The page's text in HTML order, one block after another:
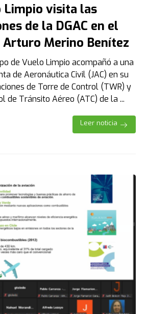
Limpio visita las
de la DGAC en el
Merino Benítez
de Vuelo Limpio acompañó a una
de Aeronáutica Civil (JAC) en su
de Torre de Control (TWR) y
de Tránsito Aéreo (ATC) de la ...
Leer noticia